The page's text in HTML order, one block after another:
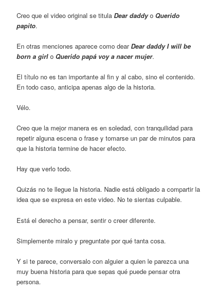
Creo que el video original se titulaDear daddyo Querido
papito.
En otras menciones aparece como dearDear daddy I will be
born a girl o Querido papá voy a nacer mujer.
El título no es tan importante al fin y al cabo, sino el contenido.
En todo caso, anticipa apenas algo de la historia.
Vélo.
Creo que la mejor manera es en soledad, con tranquilidad para
repetir alguna escena o frase y tomarse un par de minutos para
que la historia termine de hacer efecto.
Hay que verlo todo.
Quizás no te llegue la historia. Nadie está obligado a compartir la
idea que se expresa en este video. No te sientas culpable.
Está el derecho a pensar, sentir o creer diferente.
Simplemente miralo y preguntate por qué tanta cosa.
Y si te parece, conversalo con alguier a quien le parezca una
muy buena historia para que sepas qué puede pensar otra
persona.